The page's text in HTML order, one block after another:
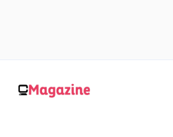
contenuto